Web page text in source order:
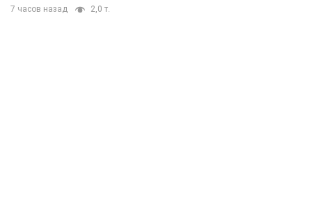
7 часов назад 2,0 т.